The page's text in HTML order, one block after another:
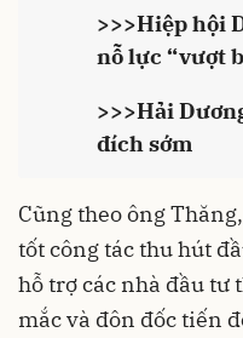
>>>Hiệp hội
nỗ lực “vượt
>>>Hải
đích sớm
Cũng theo ông
tốt công tác thu hút
hỗ trợ các nhà đầu tư
mắc và đôn đốc tiến